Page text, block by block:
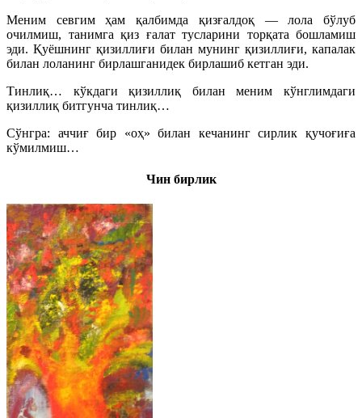
Меним севгим ҳам қалбимда қизғалдоқ — лола бўлуб
очилмиш, танимга қиз ғалат тусларини торқата бошламиш
эди. Қуёшнинг қизиллиғи билан мунинг қизиллиғи, капалак
билан лоланинг бирлашганидек бирлашиб кетган эди.
Тинлиқ… кўкдаги қизиллиқ билан меним кўнглимдаги
қизиллиқ битгунча тинлиқ…
Сўнгра: аччиғ бир «оҳ» билан кечанинг сирлик қучоғиға
кўмилмиш…
Чин бирлик